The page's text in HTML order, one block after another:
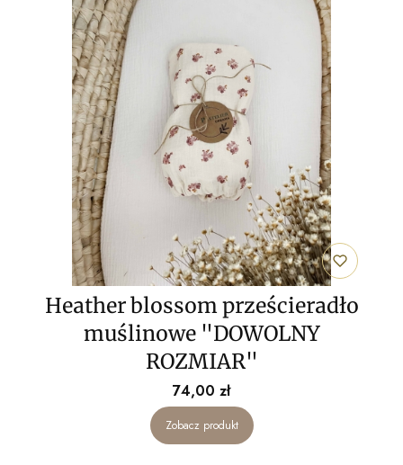
Heather blossom prześcieradło
muślinowe "DOWOLNY
ROZMIAR"
Cena
74,00 zł
Zobacz produkt